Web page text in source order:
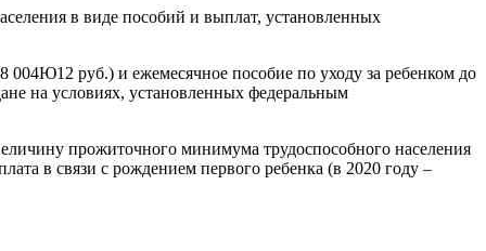
в виде пособий и выплат, установленных
руб.) и ежемесячное пособие по уходу за ребенком до
на условиях, установленных федеральным
прожиточного минимума трудоспособного населения
в связи с рождением первого ребенка (в 2020 году –